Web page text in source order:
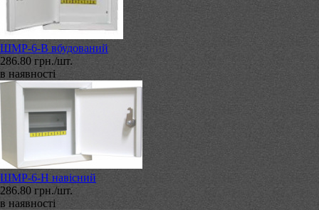
ШМР-6-В вбудований
286.80 грн./шт.
в наявності
ШМР-6-Н навісний
286.80 грн./шт.
в наявності